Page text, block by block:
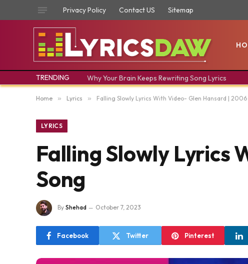
Privacy Policy Contact US Sitemap
TRENDING Why Your Brain Keeps Rewriting Song Lyrics
Home » Lyrics » Falling Slowly Lyrics With Video- Glen Hansard | 2006
LYRICS
Falling Slowly Lyrics
Song
By Shehad October 7, 2023
Facebook Twitter Pinterest